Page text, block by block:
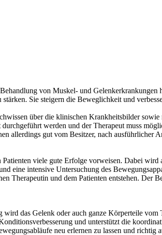
von Muskel- und Gelenkerkrankungen
Sie steigern die Beweglichkeit und
über die klinischen Krankheitsbilder
werden und der Therapeut muss
allerdings gut vom Besitzer, nach ausführlicher
viele gute Erfolge vorweisen. Dabei
eine intensive Untersuchung des
Therapeutin und dem Patienten entstehen. Der
das Gelenk oder auch ganze Körperteile vom
und unterstützt die
neu erlernen zu lassen und richtig